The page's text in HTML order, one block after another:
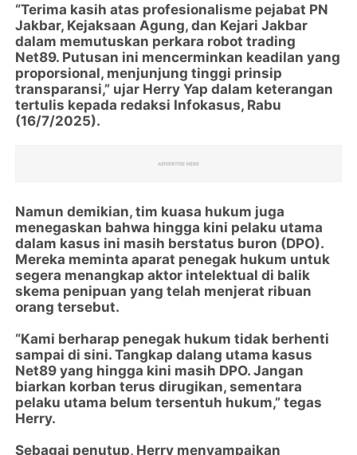
“Terima kasih atas profesionalisme pejabat PN
Jakbar, Kejaksaan Agung, dan Kejari Jakbar
dalam memutuskan perkara robot trading
Net89. Putusan ini mencerminkan keadilan yang
proporsional, menjunjung tinggi prinsip
transparansi,” ujar Herry Yap dalam keterangan
tertulis kepada redaksi Infokasus, Rabu
(16/7/2025).
Namun demikian, tim kuasa hukum juga
menegaskan bahwa hingga kini pelaku utama
dalam kasus ini masih berstatus buron (DPO).
Mereka meminta aparat penegak hukum untuk
segera menangkap aktor intelektual di balik
skema penipuan yang telah menjerat ribuan
orang tersebut.
“Kami berharap penegak hukum tidak berhenti
sampai di sini. Tangkap dalang utama kasus
Net89 yang hingga kini masih DPO. Jangan
biarkan korban terus dirugikan, sementara
pelaku utama belum tersentuh hukum,” tegas
Herry.
Sebagai penutup, Herry menyampaikan